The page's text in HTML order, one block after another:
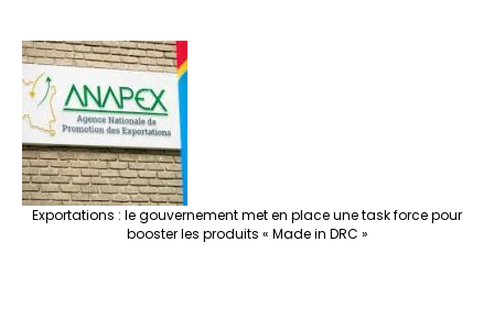
Exportations : le gouvernement met en place une task force pour
booster les produits « Made in DRC »